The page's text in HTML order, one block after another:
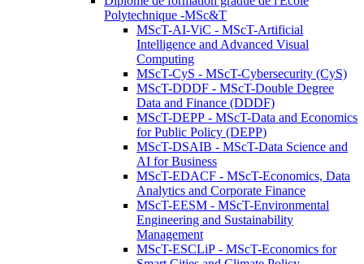
Polytechnique -MSc&T
MScT-AI-ViC - MScT-Artificial
Intelligence and Advanced Visual
Computing
MScT-CyS - MScT-Cybersecurity (CyS)
MScT-DDDF - MScT-Double Degree
Data and Finance (DDDF)
MScT-DEPP - MScT-Data and Economics
for Public Policy (DEPP)
MScT-DSAIB - MScT-Data Science and
AI for Business
MScT-EDACF - MScT-Economics, Data
Analytics and Corporate Finance
MScT-EESM - MScT-Environmental
Engineering and Sustainability
Management
MScT-ESCLiP - MScT-Economics for